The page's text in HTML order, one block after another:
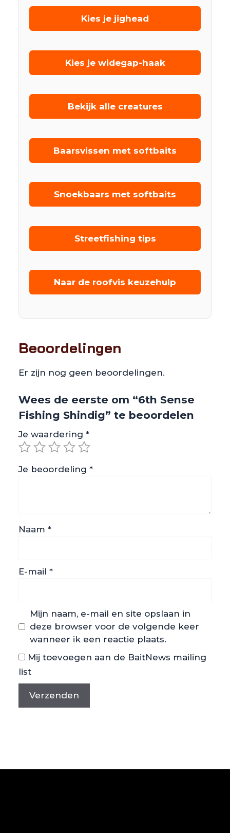
Kies je jighead
Kies je widegap-haak
Bekijk alle creatures
Baarsvissen met softbaits
Snoekbaars met softbaits
Streetfishing tips
Naar de roofvis keuzehulp
Beoordelingen
Er zijn nog geen beoordelingen.
Wees de eerste om “6th Sense
Fishing Shindig” te beoordelen
Je waardering *
Je beoordeling *
Naam *
E-mail *
Mijn naam, e-mail en site opslaan in
deze browser voor de volgende keer
wanneer ik een reactie plaats.
Mij toevoegen aan de BaitNews mailing
list